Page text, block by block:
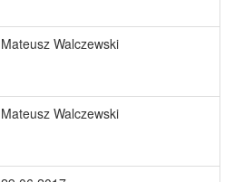
Mateusz Walczewski
Mateusz Walczewski